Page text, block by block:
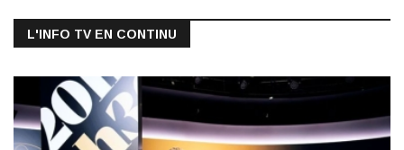
L'INFO TV EN CONTINU